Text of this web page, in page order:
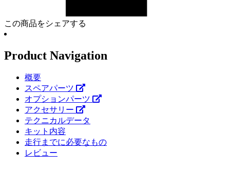
この商品をシェアする
Product Navigation
概要
スペアパーツ
オプションパーツ
アクセサリー
テクニカルデータ
キット内容
走行までに必要なもの
レビュー